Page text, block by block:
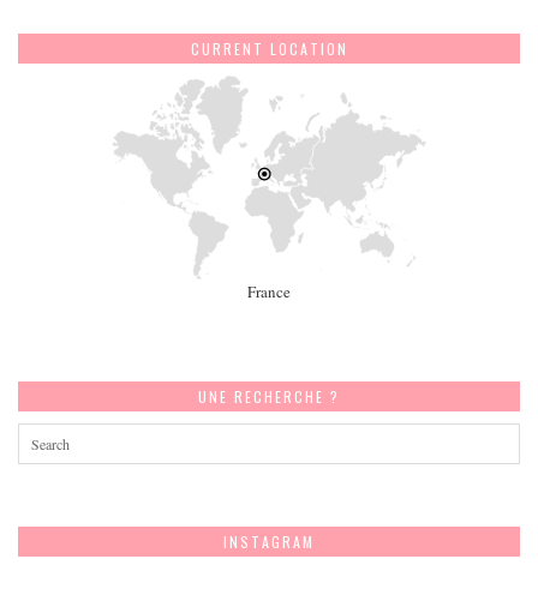
CURRENT LOCATION
France
UNE RECHERCHE ?
INSTAGRAM